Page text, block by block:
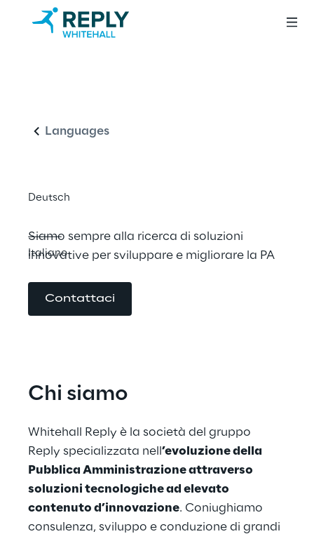
Languages
Deutsch
Italiano
Pubblica
Siamo sempre alla ricerca di soluzioni
innovative per sviluppare e migliorare la PA
Contattaci
Chi siamo
Whitehall Reply è la società del gruppo
Reply specializzata nell ’evoluzione della
Pubblica Amministrazione attraverso
soluzioni tecnologiche ad elevato
contenuto d’innovazione. Coniughiamo
consulenza, sviluppo e conduzione di grandi